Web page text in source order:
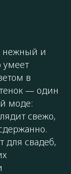
и
умеет
в
— один
моде:
свежо,
для свадеб,